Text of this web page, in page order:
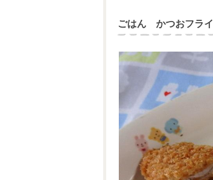
ごはん かつおフライ